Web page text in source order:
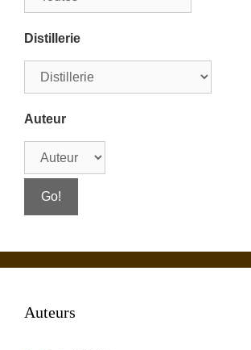
Distillerie
Auteur
Auteurs